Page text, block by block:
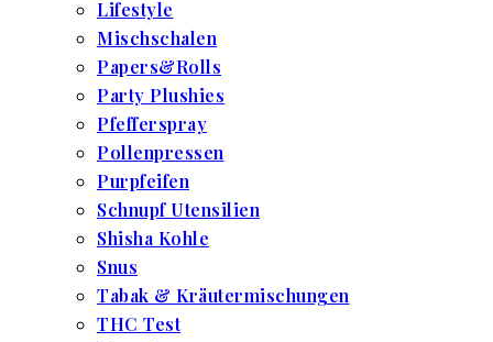
Lifestyle
Mischschalen
Papers&Rolls
Party Plushies
Pfefferspray
Pollenpressen
Purpfeifen
Schnupf Utensilien
Shisha Kohle
Snus
Tabak & Kräutermischungen
THC Test